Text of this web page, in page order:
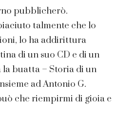
pubblicherò.
talmente che lo
lo ha addirittura
di un suo CD e di un
la buatta – Storia di un
ad Antonio G.
che riempirmi di gioia e